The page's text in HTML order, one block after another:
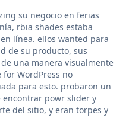
su negocio en ferias
rbia shades estaba
línea. ellos wanted para
de su producto, sus
una manera visualmente
for WordPress no
para esto. probaron un
powr slider y
del sitio, y eran torpes y